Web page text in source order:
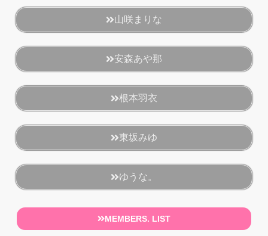
山咲まりな
安森あや那
根本羽衣
東坂みゆ
ゆうな。
MEMBERS. LIST